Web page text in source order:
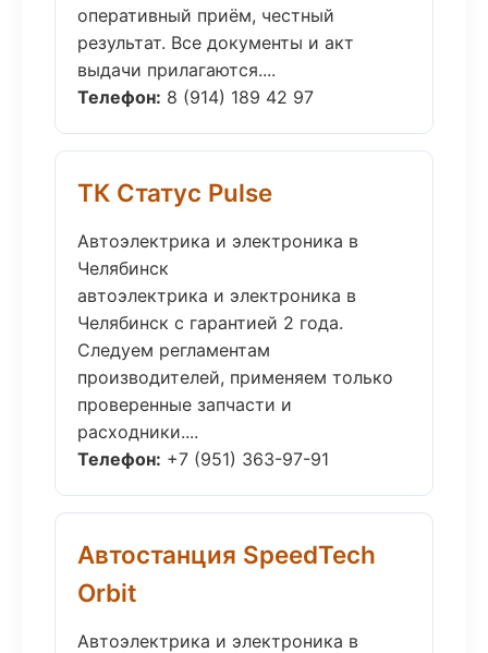
оперативный приём, честный
результат. Все документы и акт
выдачи прилагаются....
Телефон: 8 (914) 189 42 97
ТК Статус Pulse
Автоэлектрика и электроника в
Челябинск
автоэлектрика и электроника в
Челябинск с гарантией 2 года.
Следуем регламентам
производителей, применяем только
проверенные запчасти и
расходники....
Телефон: +7 (951) 363-97-91
Автостанция SpeedTech
Orbit
Автоэлектрика и электроника в